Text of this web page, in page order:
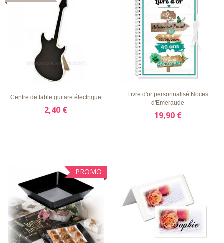
APERÇU
RAPIDE
Centre de table guitare électrique
2,40 €
LISTE
D'ENVIE
APERÇU
RAPIDE
Livre d'or personnalisé Noces
d'Emeraude
19,90 €
PROMO